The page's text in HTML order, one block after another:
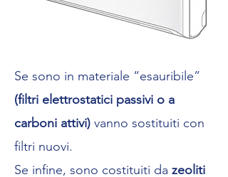
Se sono in materiale “esauribile”
(filtri elettrostatici passivi o a
carboni attivi) vanno sostituiti con
filtri nuovi.
Se infine, sono costituiti da zeoliti